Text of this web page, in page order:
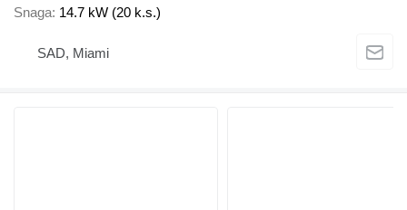
Snaga 14.7 kW (20 k.s.)
SAD, Miami